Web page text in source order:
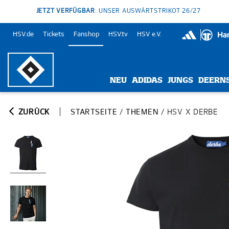
JETZT VERFÜGBAR: UNSER AUSWÄRTSTRIKOT 26/27
HSV.de Tickets Fanshop HSV.tv HSV e.V.
NEU ADIDAS JUNGS
ZURÜCK STARTSEITE / THEMEN / HSV X DERBE